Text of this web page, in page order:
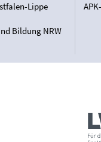
Lippe
Bildung NRW